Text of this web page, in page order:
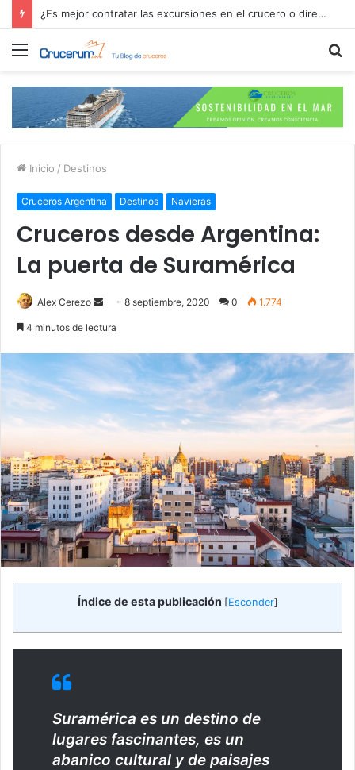
Explora Journeys y el F1 Paddock Club: lujo, velocidad y mar
Menú
Inicio / Destinos
Cruceros Argentina Destinos Navieras
Cruceros desde Argentina:
La puerta de Suramérica
Alex Cerezo
Send8 septiembre, 2020 0 1.774
4 minutos de lectura
Índice de esta publicación [Esconder]
Suramérica es un destino de
lugares fascinantes, es un
abanico cultural y de paisajes